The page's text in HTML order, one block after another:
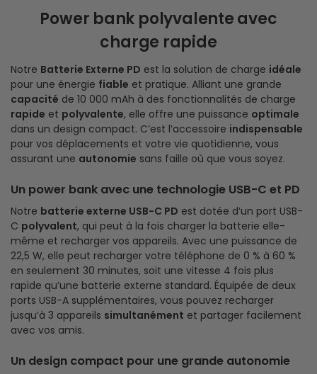
Power bank polyvalente avec
charge rapide
Notre Batterie Externe PD est la solution de charge idéale
pour une énergie fiable et pratique. Alliant une grande
capacité de 10 000 mAh à des fonctionnalités de charge
rapide et polyvalente, elle offre une puissance optimale
dans un design compact. C’est l’accessoire indispensable
pour vos déplacements et votre vie quotidienne, vous
assurant une autonomie sans faille où que vous soyez.
Un power bank avec une technologie USB-C et PD
Notre batterie externe USB-C PD est dotée d’un port USB-
C polyvalent, qui peut à la fois charger la batterie elle-
même et recharger vos appareils. Avec une puissance de
22,5 W, elle peut recharger votre téléphone de 0 % à 60 %
en seulement 30 minutes, soit une vitesse 4 fois plus
rapide qu’une batterie externe standard. Équipée de deux
ports USB-A supplémentaires, vous pouvez recharger
jusqu’à 3 appareils simultanément et partager facilement
avec vos amis.
Un design compact pour une grande autonomie